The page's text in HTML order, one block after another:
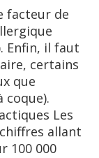
facteur de
Enfin, il faut
certains
que
coque).
Les
allant
100 000